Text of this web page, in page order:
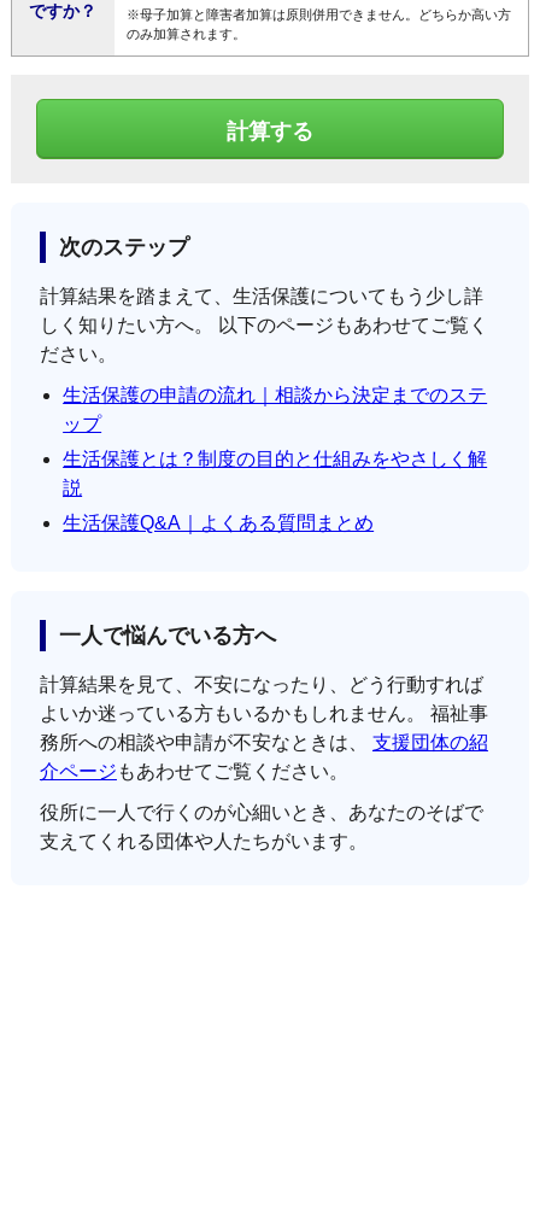
ですか？
※母子加算と障害者加算は原則併用できません。どちらか高い方
のみ加算されます。
次のステップ
計算結果を踏まえて、生活保護についてもう少し詳
しく知りたい方へ。 以下のページもあわせてご覧く
ださい。
生活保護の申請の流れ｜相談から決定までのステ
ップ
生活保護とは？制度の目的と仕組みをやさしく解
説
生活保護Q&A｜よくある質問まとめ
一人で悩んでいる方へ
計算結果を見て、不安になったり、どう行動すれば
よいか迷っている方もいるかもしれません。 福祉事
務所への相談や申請が不安なときは、 支援団体の紹
介ページ もあわせてご覧ください。
役所に一人で行くのが心細いとき、あなたのそばで
支えてくれる団体や人たちがいます。